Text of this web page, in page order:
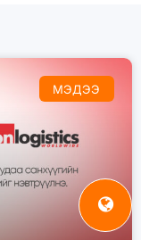
МЭДЭЭ